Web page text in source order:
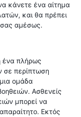
κάνετε ένα αίτημα
και θα πρέπει
σας αμέσως.
ένα πλήρως
σε περίπτωση
ομάδα
Ασθενείς
μπορεί να
Εκτός